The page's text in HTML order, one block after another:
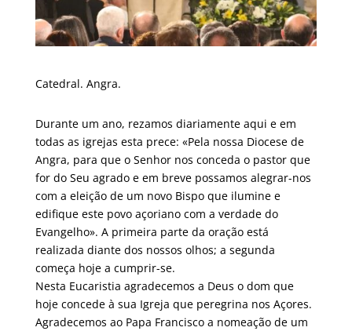
Catedral. Angra.
Durante um ano, rezamos diariamente aqui e em
todas as igrejas esta prece: «Pela nossa Diocese de
Angra, para que o Senhor nos conceda o pastor que
for do Seu agrado e em breve possamos alegrar-nos
com a eleição de um novo Bispo que ilumine e
edifique este povo açoriano com a verdade do
Evangelho». A primeira parte da oração está
realizada diante dos nossos olhos; a segunda
começa hoje a cumprir-se.
Nesta Eucaristia agradecemos a Deus o dom que
hoje concede à sua Igreja que peregrina nos Açores.
Agradecemos ao Papa Francisco a nomeação de um